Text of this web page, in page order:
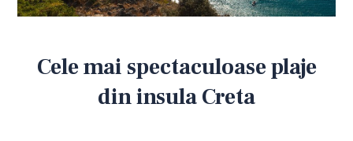
Cele mai spectaculoase plaje
din insula Creta